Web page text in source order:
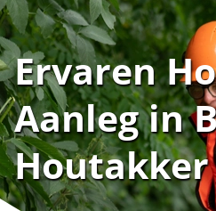
Ervaren
Aanleg in
Houtakker